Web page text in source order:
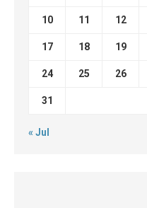
10 11 12
17 18 19
24 25 26
31
« Jul